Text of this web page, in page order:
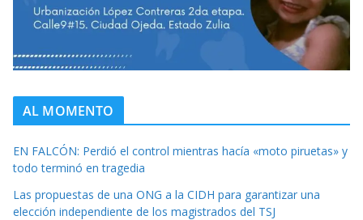
AL MOMENTO
EN FALCÓN: Perdió el control mientras hacía «moto piruetas» y
todo terminó en tragedia
Las propuestas de una ONG a la CIDH para garantizar una
elección independiente de los magistrados del TSJ